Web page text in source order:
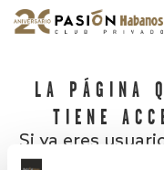
LA PÁGINA
TIENE
Si ya eres